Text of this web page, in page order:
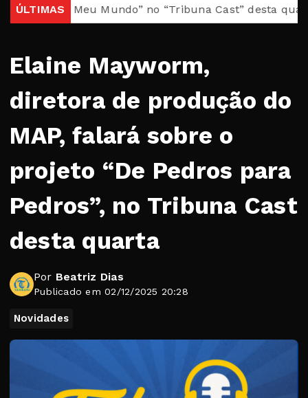
ÚLTIMAS
Meu Mundo” no “Tribuna Cast” desta quarta
Elaine Mayworm,
diretora de produção do
MAP, falará sobre o
projeto “De Pedros para
Pedros”, no Tribuna Cast
desta quarta
Por Beatriz Dias
Publicado em 02/12/2025 20:28
Novidades